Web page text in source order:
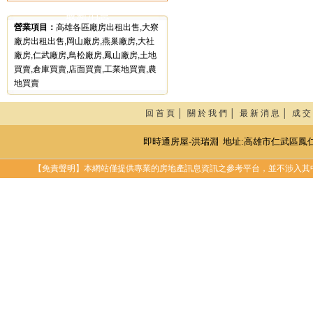
最新消息
營業項目： 高雄各區廠房出租出售,大寮
廠房出租出售,岡山廠房,燕巢廠房,大社
廠房,仁武廠房,鳥松廠房,鳳山廠房,土地
買賣,倉庫買賣,店面買賣,工業地買賣,農
地買賣
回 首 頁 │ 關 於 我 們 │ 最 新 消 息 │ 成
即時通房屋-洪瑞淵 地址:高雄市仁武區鳳
【免責聲明】本網站僅提供專業的房地產訊息資訊之參考平台，並不涉入